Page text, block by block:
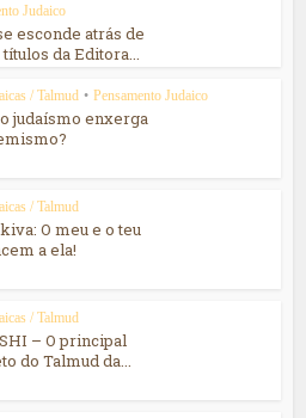
Judaico
esconde atrás de
da Editora...
/ Talmud • Pensamento Judaico
judaísmo enxerga
/ Talmud
O meu e o teu
a ela!
/ Talmud
– O principal
do Talmud da...